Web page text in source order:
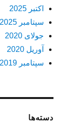
اکتبر 2025
سپتامبر 2025
جولای 2020
آوریل 2020
سپتامبر 2019
دسته‌ها